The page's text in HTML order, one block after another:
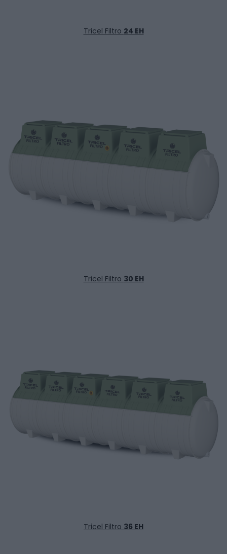
Tricel Filtro 24 EH
Tricel Filtro 30 EH
Tricel Filtro 36 EH